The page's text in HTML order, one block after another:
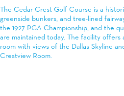
The Cedar Crest Golf Course is a
greenside bunkers, and tree-lined
the 1927 PGA Championship, and the
are maintained today. The facility offers
room with views of the Dallas Skyline
Crestview Room.